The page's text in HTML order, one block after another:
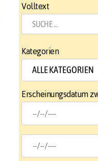
Volltext
Kategorien
Erscheinungsdatum